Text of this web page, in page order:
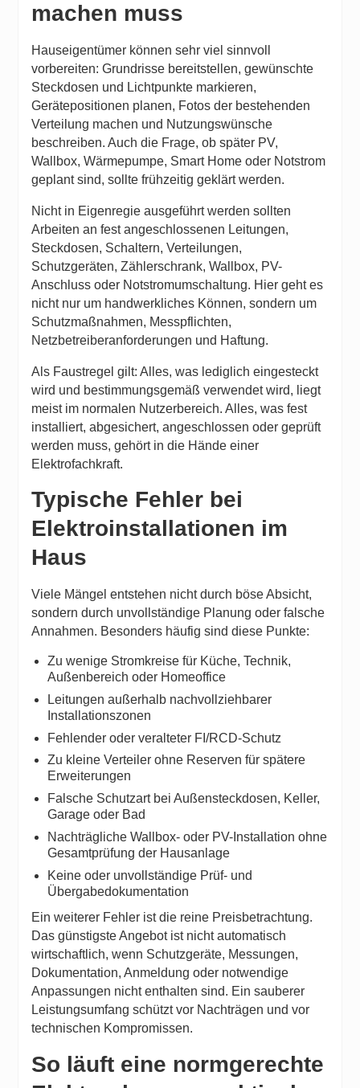
machen muss
Hauseigentümer können sehr viel sinnvoll
vorbereiten: Grundrisse bereitstellen, gewünschte
Steckdosen und Lichtpunkte markieren,
Gerätepositionen planen, Fotos der bestehenden
Verteilung machen und Nutzungswünsche
beschreiben. Auch die Frage, ob später PV,
Wallbox, Wärmepumpe, Smart Home oder Notstrom
geplant sind, sollte frühzeitig geklärt werden.
Nicht in Eigenregie ausgeführt werden sollten
Arbeiten an fest angeschlossenen Leitungen,
Steckdosen, Schaltern, Verteilungen,
Schutzgeräten, Zählerschrank, Wallbox, PV-
Anschluss oder Notstromumschaltung. Hier geht es
nicht nur um handwerkliches Können, sondern um
Schutzmaßnahmen, Messpflichten,
Netzbetreiberanforderungen und Haftung.
Als Faustregel gilt: Alles, was lediglich eingesteckt
wird und bestimmungsgemäß verwendet wird, liegt
meist im normalen Nutzerbereich. Alles, was fest
installiert, abgesichert, angeschlossen oder geprüft
werden muss, gehört in die Hände einer
Elektrofachkraft.
Typische Fehler bei
Elektroinstallationen im
Haus
Viele Mängel entstehen nicht durch böse Absicht,
sondern durch unvollständige Planung oder falsche
Annahmen. Besonders häufig sind diese Punkte:
Zu wenige Stromkreise für Küche, Technik,
Außenbereich oder Homeoffice
Leitungen außerhalb nachvollziehbarer
Installationszonen
Fehlender oder veralteter FI/RCD-Schutz
Zu kleine Verteiler ohne Reserven für spätere
Erweiterungen
Falsche Schutzart bei Außensteckdosen, Keller,
Garage oder Bad
Nachträgliche Wallbox- oder PV-Installation ohne
Gesamtprüfung der Hausanlage
Keine oder unvollständige Prüf- und
Übergabedokumentation
Ein weiterer Fehler ist die reine Preisbetrachtung.
Das günstigste Angebot ist nicht automatisch
wirtschaftlich, wenn Schutzgeräte, Messungen,
Dokumentation, Anmeldung oder notwendige
Anpassungen nicht enthalten sind. Ein sauberer
Leistungsumfang schützt vor Nachträgen und vor
technischen Kompromissen.
So läuft eine normgerechte